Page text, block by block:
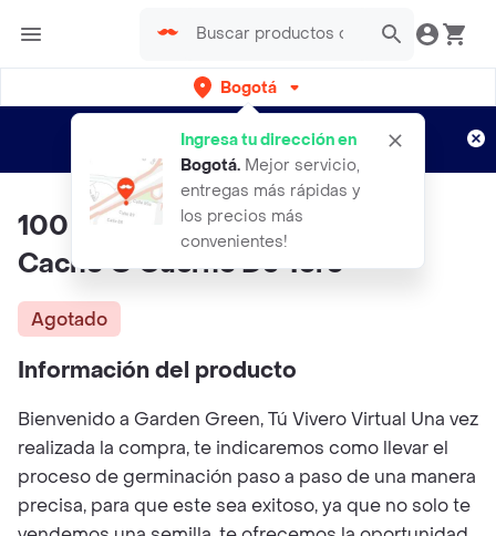
Bogotá
Ingresa tu dirección en
Bogotá. Mejor servicio,
entregas más rápidas y
los precios más
convenientes!
envíos gratis por semanas
Aplican TyC
100 Semillas Orgánicas De Ají
Cacho O Cuerno De Toro
Agotado
Información del producto
Bienvenido a Garden Green, Tú Vivero Virtual Una vez
realizada la compra, te indicaremos como llevar el
proceso de germinación paso a paso de una manera
precisa, para que este sea exitoso, ya que no solo te